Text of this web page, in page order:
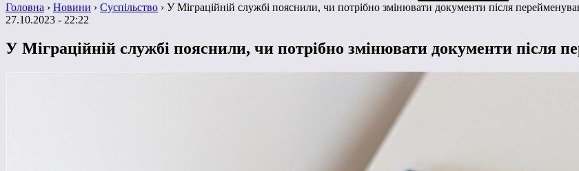
Головна › Новини › Суспільство › У Міграційній службі пояснили, чи потрібно змінювати документи після
27.10.2023 - 22:22
У Міграційній службі пояснили, чи потрібно змінювати документи після